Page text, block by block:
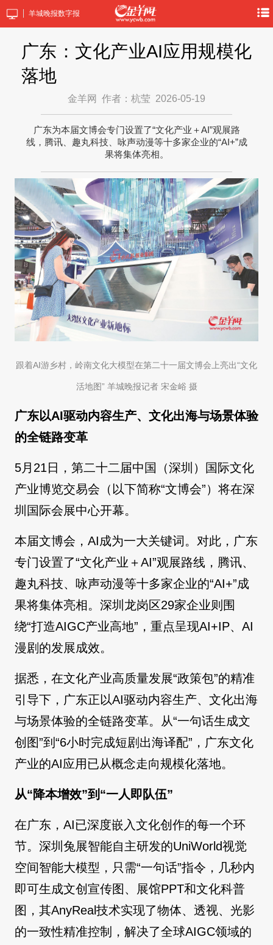
羊城晚报数字报
广东：文化产业AI应用规模化
落地
金羊网 作者：杭莹 2026-05-19
广东为本届文博会专门设置了“文化产业＋AI”观展路
线，腾讯、趣丸科技、咏声动漫等十多家企业的“AI+”成
果将集体亮相。
跟着AI游乡村，岭南文化大模型在第二十一届文博会上亮出“文化
活地图” 羊城晚报记者 宋金峪 摄
广东以AI驱动内容生产、文化出海与场景体验
的全链路变革
5月21日，第二十二届中国（深圳）国际文化
产业博览交易会（以下简称“文博会”）将在深
圳国际会展中心开幕。
本届文博会，AI成为一大关键词。对此，广东
专门设置了“文化产业＋AI”观展路线，腾讯、
趣丸科技、咏声动漫等十多家企业的“AI+”成
果将集体亮相。深圳龙岗区29家企业则围
绕“打造AIGC产业高地”，重点呈现AI+IP、AI
漫剧的发展成效。
据悉，在文化产业高质量发展“政策包”的精准
引导下，广东正以AI驱动内容生产、文化出海
与场景体验的全链路变革。从“一句话生成文
创图”到“6小时完成短剧出海译配”，广东文化
产业的AI应用已从概念走向规模化落地。
从“降本增效”到“一人即队伍”
在广东，AI已深度嵌入文化创作的每一个环
节。深圳兔展智能自主研发的UniWorld视觉
空间智能大模型，只需“一句话”指令，几秒内
即可生成文创宣传图、展馆PPT和文化科普
图，其AnyReal技术实现了物体、透视、光影
的一致性精准控制，解决了全球AIGC领域的